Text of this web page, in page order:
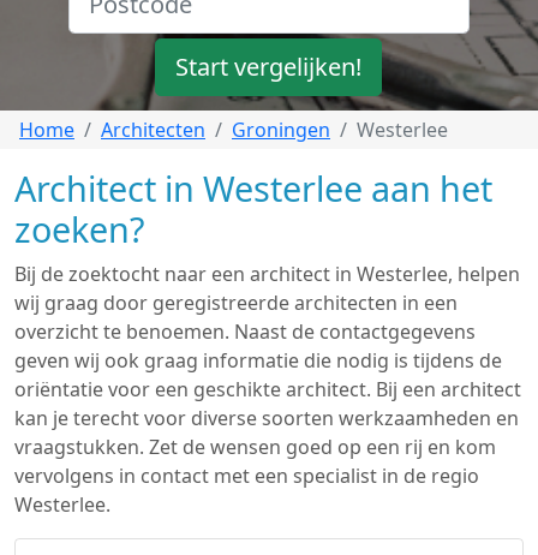
Start vergelijken!
Home Architecten Groningen Westerlee
Architect in Westerlee aan het
zoeken?
Bij de zoektocht naar een architect in Westerlee, helpen
wij graag door geregistreerde architecten in een
overzicht te benoemen. Naast de contactgegevens
geven wij ook graag informatie die nodig is tijdens de
oriëntatie voor een geschikte architect. Bij een architect
kan je terecht voor diverse soorten werkzaamheden en
vraagstukken. Zet de wensen goed op een rij en kom
vervolgens in contact met een specialist in de regio
Westerlee.